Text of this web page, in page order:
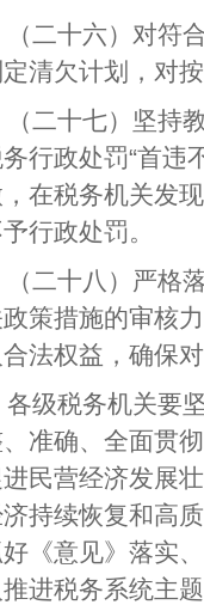
（二十六）对符
清欠计划，对
（二十七）坚持
行政处罚“首违
在税务机关发
行政处罚。
（二十八）严格
策措施的审核
合法权益，确保
各级税务机关要
准确、全面贯
民营经济发展
持续恢复和高
《意见》落实
推进税务系统主